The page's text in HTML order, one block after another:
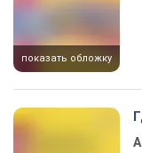
показать обложку